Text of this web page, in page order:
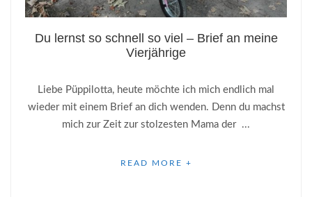
Du lernst so schnell so viel – Brief an meine
Vierjährige
Liebe Püppilotta, heute möchte ich mich endlich mal
wieder mit einem Brief an dich wenden. Denn du machst
mich zur Zeit zur stolzesten Mama der ...
READ MORE +